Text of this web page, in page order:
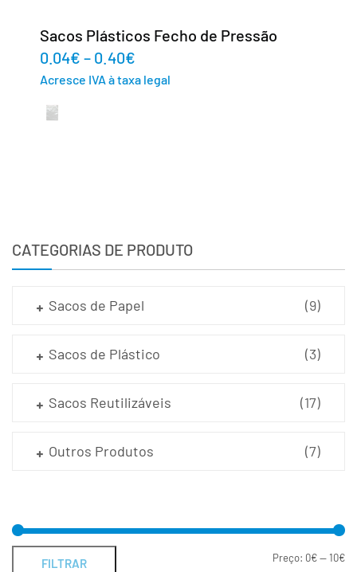
Sacos Plásticos Fecho de Pressão
0.04€ – 0.40€
Acresce IVA à taxa legal
CATEGORIAS DE PRODUTO
Sacos de Papel (9)
Sacos de Plástico (3)
Sacos Reutilizáveis (17)
Outros Produtos (7)
FILTRAR Preço: 0€—10€